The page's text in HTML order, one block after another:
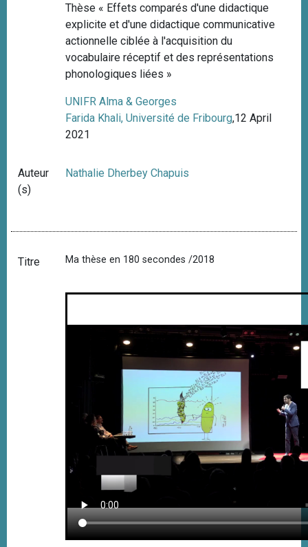
Thèse « Effets comparés d'une didactique
explicite et d'une didactique communicative
actionnelle ciblée à l'acquisition du
vocabulaire réceptif et des représentations
phonologiques liées »
UNIFR Alma & Georges
Farida Khali, Université de Fribourg,12 April
2021
Auteur
(s)
Nathalie Dherbey Chapuis
Titre Ma thèse en 180 secondes /2018